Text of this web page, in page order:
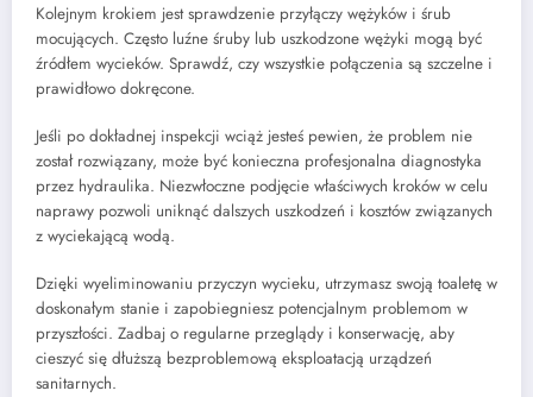
Kolejnym krokiem jest sprawdzenie przyłączy wężyków i śrub
mocujących. Często luźne śruby lub uszkodzone wężyki mogą być
źródłem wycieków. Sprawdź, czy wszystkie połączenia są szczelne i
prawidłowo dokręcone.
Jeśli po dokładnej inspekcji wciąż jesteś pewien, że problem nie
został rozwiązany, może być konieczna profesjonalna diagnostyka
przez hydraulika. Niezwłoczne podjęcie właściwych kroków w celu
naprawy pozwoli uniknąć dalszych uszkodzeń i kosztów związanych
z wyciekającą wodą.
Dzięki wyeliminowaniu przyczyn wycieku, utrzymasz swoją toaletę w
doskonałym stanie i zapobiegniesz potencjalnym problemom w
przyszłości. Zadbaj o regularne przeglądy i konserwację, aby
cieszyć się dłuższą bezproblemową eksploatacją urządzeń
sanitarnych.